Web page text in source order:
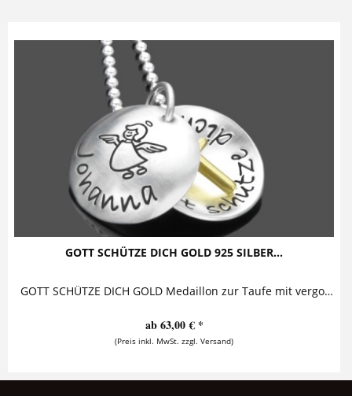
GOTT SCHÜTZE DICH GOLD 925 SILBER...
GOTT SCHÜTZE DICH GOLD Medaillon zur Taufe mit vergoldetem Kreuz Diese bezaubernde Taufkette mit Gravur besteht aus einem personalisierten...
ab 63,00 € *
(Preis inkl. MwSt. zzgl. Versand)